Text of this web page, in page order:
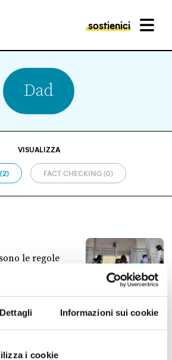
Dettagli Informazioni sui cookie
i cookie
sostienici MENU
Dad
VISUALIZZA
FACT CHECKING (0)
le regole
le regole dopo la confusione fatta dal
hanno